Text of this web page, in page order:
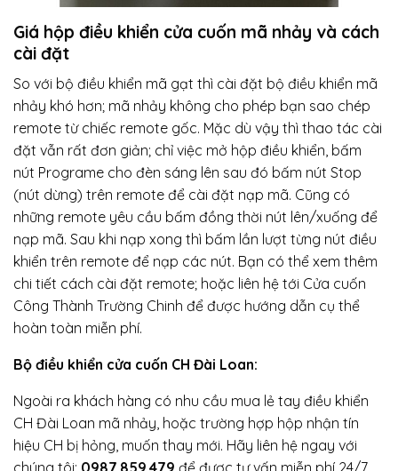
Giá hộp điều khiển cửa cuốn mã nhảy và cách
cài đặt
So với bộ điều khiển mã gạt thì cài đặt bộ điều khiển mã
nhảy khó hơn; mã nhảy không cho phép bạn sao chép
remote từ chiếc remote gốc. Mặc dù vậy thì thao tác cài
đặt vẫn rất đơn giản; chỉ việc mở hộp điều khiển, bấm
nút Programe cho đèn sáng lên sau đó bấm nút Stop
(nút dừng) trên remote để cài đặt nạp mã. Cũng có
những remote yêu cầu bấm đồng thời nút lên/xuống để
nạp mã. Sau khi nạp xong thì bấm lần lượt từng nút điều
khiển trên remote để nạp các nút. Bạn có thể xem thêm
chi tiết cách cài đặt remote; hoặc liên hệ tới Cửa cuốn
Công Thành Trường Chinh để được hướng dẫn cụ thể
hoàn toàn miễn phí.
Bộ điều khiển cửa cuốn CH Đài Loan:
Ngoài ra khách hàng có nhu cầu mua lẻ tay điều khiển
CH Đài Loan mã nhảy, hoặc trường hợp hộp nhận tín
hiệu CH bị hỏng, muốn thay mới. Hãy liên hệ ngay với
chúng tôi: 0987.859.479 để được tư vấn miễn phí 24/7.